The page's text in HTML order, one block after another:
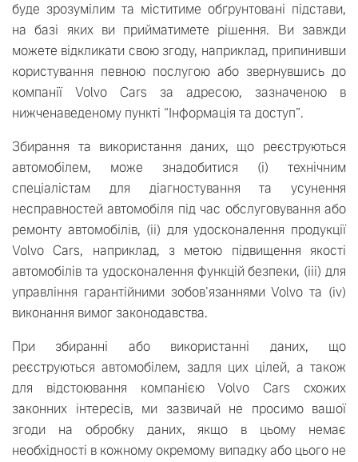
буде зрозумілим та міститиме обґрунтовані підстави,
на базі яких ви прийматимете рішення. Ви завжди
можете відкликати свою згоду, наприклад, припинивши
користування певною послугою або звернувшись до
компанії Volvo Cars за адресою, зазначеною в
нижченаведеному пункті “Інформація та доступ”.
Збирання та використання даних, що реєструються
автомобілем, може знадобитися (i) технічним
спеціалістам для діагностування та усунення
несправностей автомобіля під час обслуговування або
ремонту автомобілів, (ii) для удосконалення продукції
Volvo Cars, наприклад, з метою підвищення якості
автомобілів та удосконалення функцій безпеки, (iii) для
управління гарантійними зобов'язаннями Volvo та (iv)
виконання вимог законодавства.
При збиранні або використанні даних, що
реєструються автомобілем, задля цих цілей, а також
для відстоювання компанією Volvo Cars схожих
законних інтересів, ми зазвичай не просимо вашої
згоди на обробку даних, якщо в цьому немає
необхідності в кожному окремому випадку або цього не